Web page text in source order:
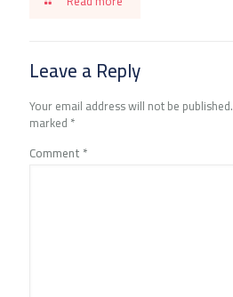
Leave a Reply
Your email address will not be published.
marked *
Comment *